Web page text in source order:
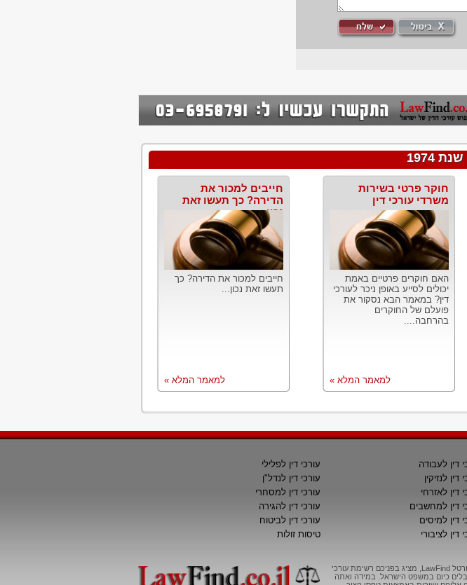
1974
חוקר פרטי בשירות
משרדי עורכי דין
האם חוקרים פרטיים באמת
יכולים לסייע באופן ניכר לעורכי
דין? במאמר הבא נסקור את
פועלם של החוקרים
בהרחבה....
למאמר המלא »
חייבים למכור את
הדירה? כך תעשו זאת
נכון
חייבים למכור את הדירה? כך
תעשו זאת נכון...
למאמר המלא »
דין לעבודה
דין לנזיקין
דין לאזרחי
דין למחשבים
דין למיסים
דין לציבורי
עורכי דין לפלילי
עורכי דין לנדל"ן
עורכי דין למסחרי
עורכי דין להגירה
עורכי דין לביטוח
טיסות זולות
LawFind, הפורטל המוביל בישראל לחיפוש אחרי עורכי דין. פורטל LawFind, מציג בפניכם רשימת עורכי
כיום במשפט הישראל. במידה ואתה